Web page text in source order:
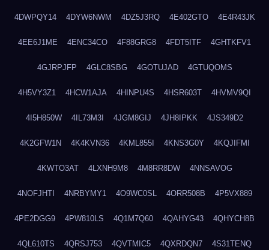
4DWPQY14 4DYW6NWM 4DZ5J3RQ 4E402GTO 4E4R43JK
4EE6J1ME 4ENC34CO 4F88GRG8 4FDT5ITF 4GHTKFV1
4GJRPJFP 4GLC8SBG 4GOTUJAD 4GTUQOMS
4H5VY3Z1 4HCW1AJA 4HINPU4S 4HSR603T 4HVMV9QI
4I5H850W 4IL73M3I 4JGM8GIJ 4JH8IPKK 4JS349D2
4K2GFW1N 4K4KVN36 4KML855I 4KNS3G0Y 4KQJIFMI
4KWTO3AT 4LXNH9M8 4M8RR8DW 4NNSAVOG
4NOFJHTI 4NRBYMY1 4O9WC0SL 4ORR508B 4P5VX889
4PE2DGG9 4PW810LS 4Q1M7Q60 4QAHYG43 4QHYCH8B
4QL610TS 4QRSJ753 4QVTMIC5 4QXRDQN7 4S31TENQ